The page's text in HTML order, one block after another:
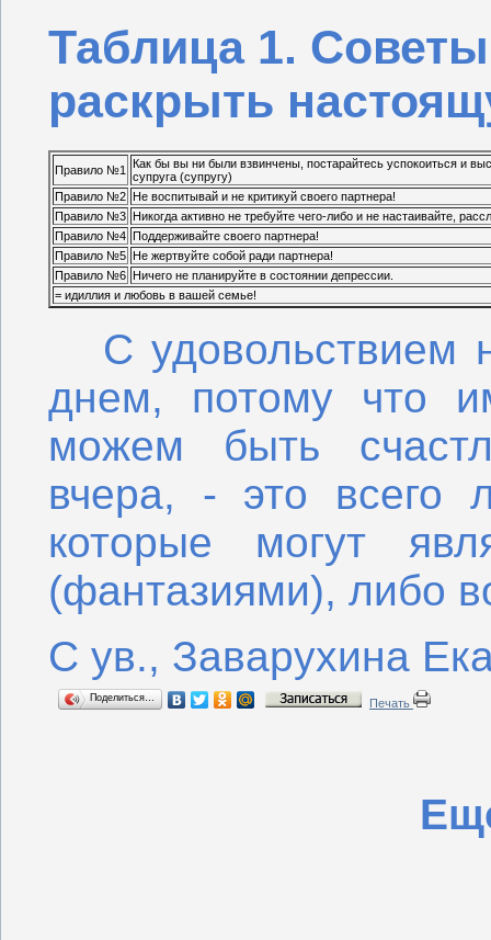
Таблица 1.
раскрыть
Правило №1
Как бы вы ни были взвинчены, постарайтесь успокоиться и
супруга (супругу)
Правило №2
Не воспитывай и не критикуй своего партнера!
Правило №3
Никогда активно не требуйте чего-либо и не настаивайте,
Правило №4
Поддерживайте своего партнера!
Правило №5
Не жертвуйте собой ради партнера!
Правило №6
Ничего не планируйте в состоянии депрессии.
= идиллия и любовь в вашей семье!
С удовольствием
днем, потому что
можем быть
вчера, - это всего
которые могут
(фантазиями), либо
С ув., Заварухина
Поделиться… Печать